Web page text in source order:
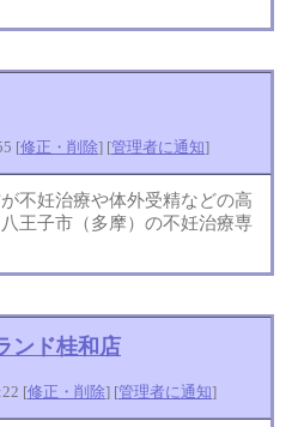
[修正・削除] [管理者に通知]
不妊治療や体外受精などの高
王子市（多摩）の不妊治療専
ンド桂和店
[修正・削除] [管理者に通知]